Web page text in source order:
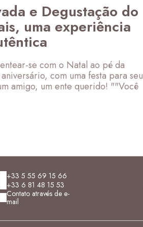
e Degustação do
uma experiência
se com o Natal ao pé da
com uma festa para seu
amigo, um ente querido! ""Você
+33 5 55 69 15 66
+33 6 81 48 15 53
Contato através de e-
mail